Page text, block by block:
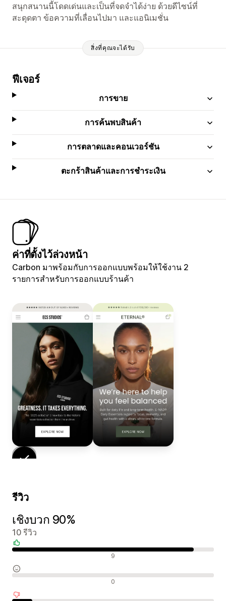
สนุกสนานนี้โดดเด่นและเป็นที่จดจำได้ง่าย ด้วยดีไซน์ที่
สะดุดตา ข้อความที่เลื่อนไปมา และแอนิเมชั่น
สิ่งที่คุณจะได้รับ
ฟีเจอร์
การขาย
การค้นพบสินค้า
การตลาดและคอนเวอร์ชัน
ตะกร้าสินค้าและการชำระเงิน
ค่าที่ตั้งไว้ล่วงหน้า
Carbon มาพร้อมกับการออกแบบพร้อมให้ใช้งาน 2
รายการสำหรับการออกแบบร้านค้า
รีวิว
เชิงบวก 90%
10 รีวิว
9
0